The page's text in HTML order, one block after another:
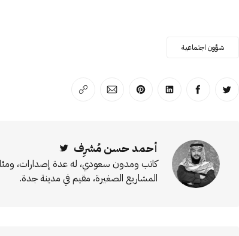
شؤون اجتماعية
انشر على تويترانشر على الفيسبوك
انشر على لينكد إن
انشر على بينترست
انشر على الإيميل
انسخ الرابط
أحمد حسن مُشرِف
كاتب ومدون سعودي، له عدة إصدارات،
المشاريع الصغيرة، مقيم في مدينة جدة.